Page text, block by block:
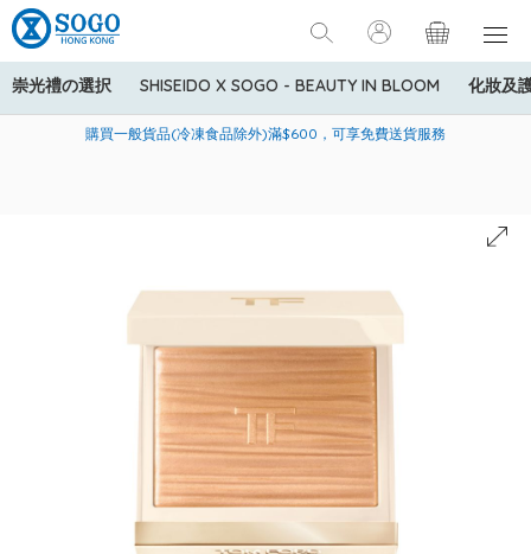
崇光禮の選択 SHISEIDO X SOGO - BEAUTY IN BLOOM 化妝及
美國運通Explorer®信用卡會員購物禮遇：高達5%簽賬回贈！
購買一般貨品(冷凍食品除外)滿$600，可享免費送貨服務
寄送中國內地服務只適用於指定商品，若訂單金額少於HK$600(折